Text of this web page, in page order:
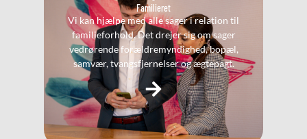
Familieret
Vi kan hjælpe med alle sager i relation til
familieforhold. Det drejer sig om sager
vedrørende forældremyndighed, bopæl,
samvær, tvangsfjernelser og ægtepagt.